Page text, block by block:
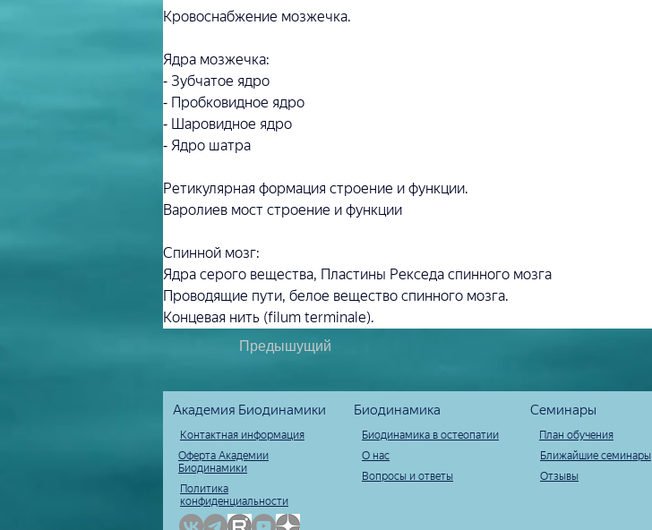
Кровоснабжение мозжечка.
Ядра мозжечка:
⁃ Зубчатое ядро
⁃ Пробковидное ядро
⁃ Шаровидное ядро
⁃ Ядро шатра
Ретикулярная формация строение и функции.
Варолиев мост строение и функции
Спинной мозг:
Ядра серого вещества, Пластины Рекседа спинного мозга
Проводящие пути, белое вещество спинного мозга.
Концевая нить (filum terminale).
Предышущий
Академия Биодинамики
Контактная информация
Оферта Академии
Биодинамики
Политика
конфиденциальности
Биодинамика
Биодинамика в остеопатии
О нас
Вопросы и ответы
Семинары
План обучения
Ближайшие семинары
Отзывы